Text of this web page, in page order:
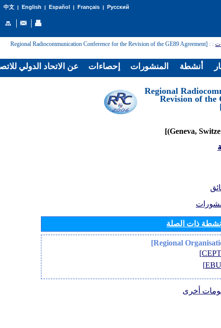
中文| English | Español | Français| Русский
:
: [Regional Radiocommunication Conference for the Revision of the GE89 Agreement
[Regional
Revision of the
ذات الصلة
أخرى
عن الاتحاد الدولي إحصاءات المنشورات أنشطة